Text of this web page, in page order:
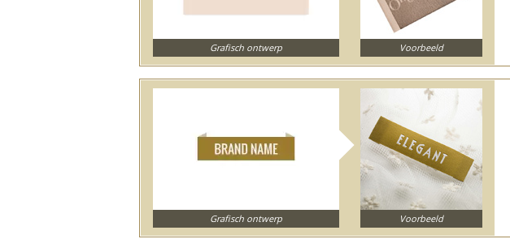
Grafisch ontwerp Voorbeeld
Grafisch ontwerp Voorbeeld